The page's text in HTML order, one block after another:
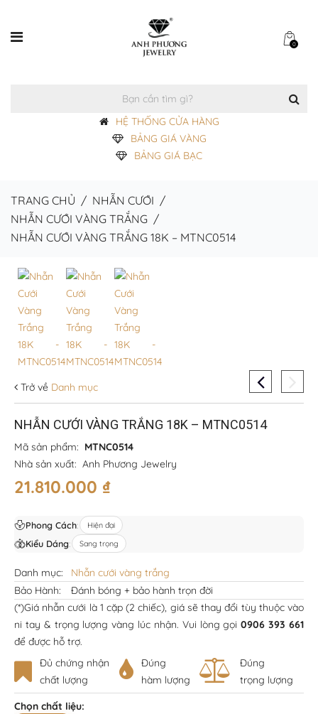
0
HỆ THỐNG CỬA HÀNG
BẢNG GIÁ VÀNG
BẢNG GIÁ BẠC
TRANG CHỦ / NHẪN CƯỚI /
NHẪN CƯỚI VÀNG TRẮNG /
NHẪN CƯỚI VÀNG TRẮNG 18K – MTNC0514
Trở về Danh mục
NHẪN CƯỚI VÀNG TRẮNG 18K – MTNC0514
Mã sản phẩm: MTNC0514
Nhà sản xuất: Anh Phương Jewelry
21.810.000 ₫
Phong Cách: Hiện đại
Kiểu Dáng: Sang trọng
Danh mục:
Nhẫn cưới vàng trắng
Bảo Hành:
Đánh bóng + bảo hành trọn đời
(*)Giá nhẫn cưới là 1 cặp (2 chiếc), giá sẽ thay đổi tùy thuộc vào
ni tay & trọng lượng vàng lúc nhận. Vui lòng gọi0906 393 661
để được hỗ trợ.
Đủ chứng nhận
chất lượng
Đúng
hàm lượng
Đúng
trọng lượng
Chọn chất liệu: